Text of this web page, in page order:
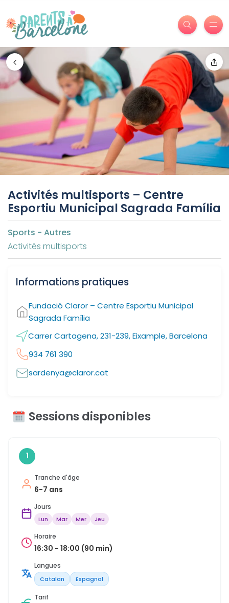
Activités multisports – Centre
Esportiu Municipal Sagrada Família
Sports - Autres
Activités multisports
Informations pratiques
Fundació Claror – Centre Esportiu Municipal
Sagrada Família
Carrer Cartagena, 231-239, Eixample, Barcelona
934 761 390
sardenya@claror.cat
Sessions disponibles
1
Tranche d'âge
6-7 ans
Jours
Lun Mar Mer Jeu
Horaire
16:30 - 18:00 (90 min)
Langues
Catalan Espagnol
Tarif